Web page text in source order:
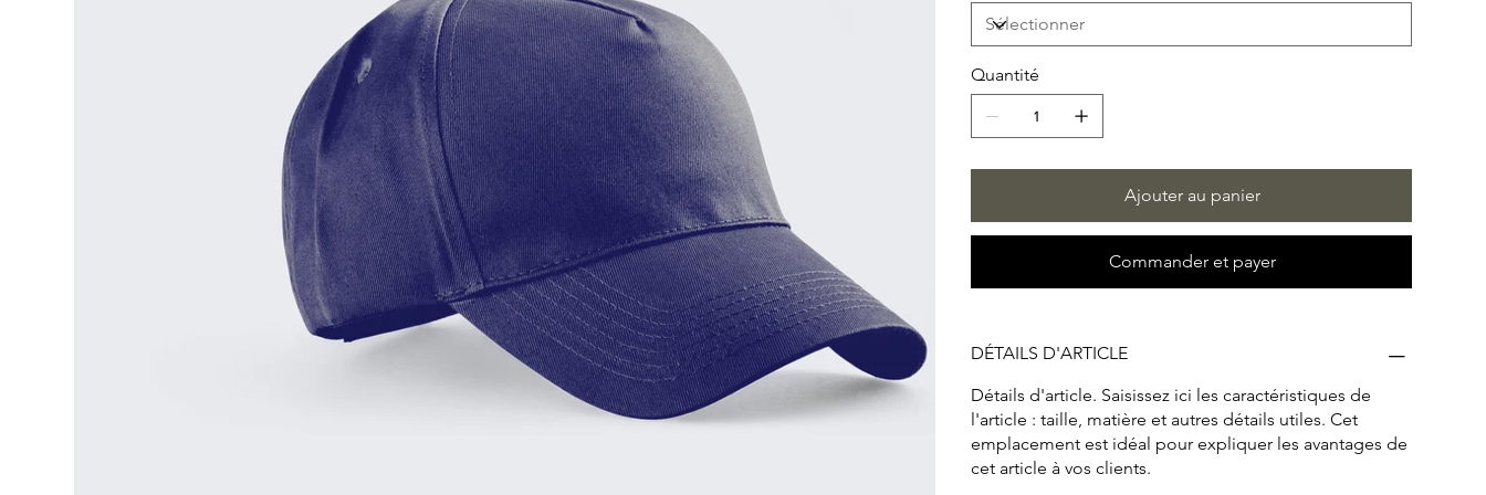
Quantité
Ajouter au panier
Commander et payer
DÉTAILS D'ARTICLE
Détails d'article. Saisissez ici les caractéristiques de
l'article : taille, matière et autres détails utiles. Cet
emplacement est idéal pour expliquer les avantages de
cet article à vos clients.